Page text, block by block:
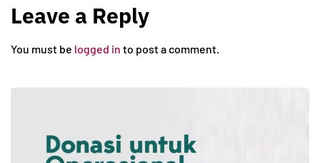
Leave a Reply
You must be logged in to post a comment.